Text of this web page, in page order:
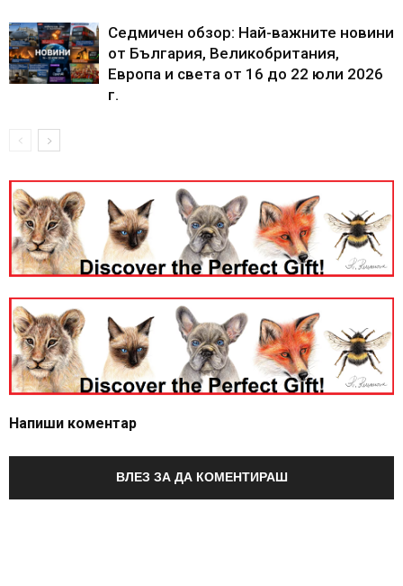
Седмичен обзор: Най-важните новини
от България, Великобритания,
Европа и света от 16 до 22 юли 2026
г.
Напиши коментар
ВЛЕЗ ЗА ДА КОМЕНТИРАШ